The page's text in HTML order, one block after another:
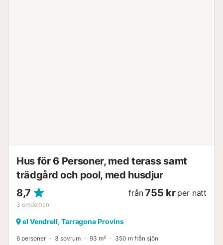
Hus för 6 Personer, med terass samt
trädgård och pool, med husdjur
8,7
3 omdömen
från 755 kr per natt
el Vendrell, Tarragona Provins
6 personer 3 sovrum 93 m² 350 m från sjön